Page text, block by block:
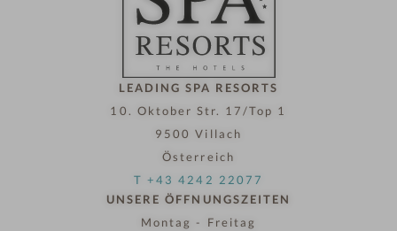
LEADING SPA RESORTS
10. Oktober Str. 17/Top 1
9500 Villach
Österreich
T +43 4242 22077
UNSERE ÖFFNUNGSZEITEN
Montag - Freitag